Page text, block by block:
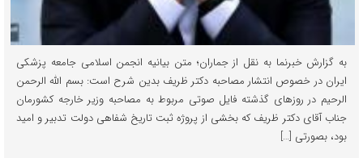
به گزارش خبرنما به نقل از جماران؛ متن بیانیه انجمن اسلامى جامعه پزشکى
ایران در خصوص انتشار مصاحبه دکتر ظریف بدین شرح است: بسم الله الرحمن
الرحیم در روزهاى گذشته فایل صوتى مربوط به مصاحبه وزیر خارجه کشورمان
جناب آقاى دکتر ظریف که بخشى از پروژه ثبت تاریخ شفاهى دولت تدبیر و امید
بود، بصورتى […]